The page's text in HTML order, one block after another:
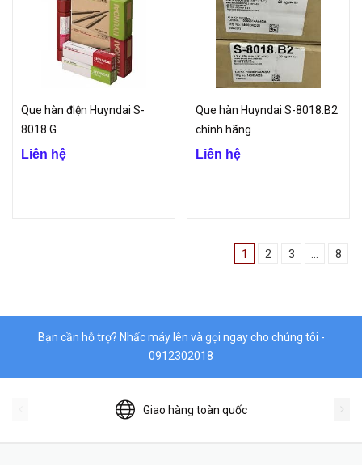
Que hàn điện Huyndai S-
8018.G
Liên hệ
Que hàn Huyndai S-8018.B2
chính hãng
Liên hệ
1 2 3 8
Bạn cần hỗ trợ? Nhấc máy lên và gọi ngay cho chúng tôi -
0912302018
Giao hàng toàn quốc